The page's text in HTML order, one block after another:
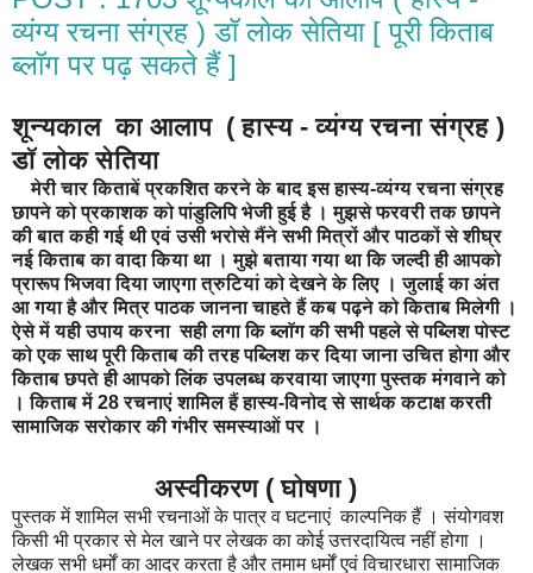
व्यंग्य रचना संग्रह ) डॉ लोक सेतिया [ पूरी किताब
ब्लॉग पर पढ़ सकते हैं ]
शून्यकाल का आलाप ( हास्य - व्यंग्य रचना संग्रह )
डॉ लोक सेतिया
मेरी चार किताबें प्रकशित करने के बाद इस हास्य-व्यंग्य रचना संग्रह
छापने को प्रकाशक को पांडुलिपि भेजी हुई है । मुझसे फरवरी तक छापने
की बात कही गई थी एवं उसी भरोसे मैंने सभी मित्रों और पाठकों से शीघ्र
नई किताब का वादा किया था । मुझे बताया गया था कि जल्दी ही आपको
प्रारूप भिजवा दिया जाएगा त्रुटियां को देखने के लिए । जुलाई का अंत
आ गया है और मित्र पाठक जानना चाहते हैं कब पढ़ने को किताब मिलेगी ।
ऐसे में यही उपाय करना सही लगा कि ब्लॉग की सभी पहले से पब्लिश पोस्ट
को एक साथ पूरी किताब की तरह पब्लिश कर दिया जाना उचित होगा और
किताब छपते ही आपको लिंक उपलब्ध करवाया जाएगा पुस्तक मंगवाने को
। किताब में 28 रचनाएं शामिल हैं हास्य-विनोद से सार्थक कटाक्ष करती
सामाजिक सरोकार की गंभीर समस्याओं पर ।
अस्वीकरण ( घोषणा )
पुस्तक में शामिल सभी रचनाओं के पात्र व घटनाएं काल्पनिक हैं । संयोगवश
किसी भी प्रकार से मेल खाने पर लेखक का कोई उत्तरदायित्व नहीं होगा ।
लेखक सभी धर्मों का आदर करता है और तमाम धर्मों एवं विचारधारा सामाजिक